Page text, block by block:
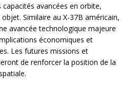
avancées en orbite,
Similaire au X-37B américain,
avancée technologique majeure
économiques et
Les futures missions et
de renforcer la position de la